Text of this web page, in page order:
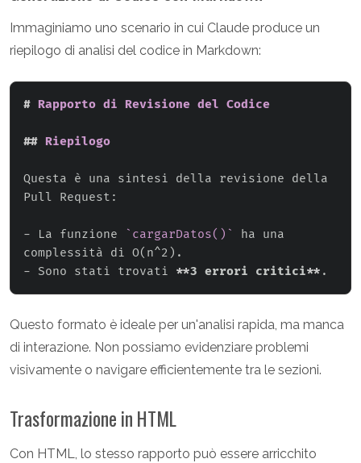
Immaginiamo uno scenario in cui Claude produce un
riepilogo di analisi del codice in Markdown:
# Rapporto di Revisione del Codice
## Riepilogo
Questa è una sintesi della revisione della
Pull Request:
- La funzione `cargarDatos()`
ha una
- Sono stati trovati **3 errori critici** .
Questo formato è ideale per un'analisi rapida, ma manca
di interazione. Non possiamo evidenziare problemi
visivamente o navigare efficientemente tra le sezioni.
Trasformazione in HTML
Con HTML, lo stesso rapporto può essere arricchito